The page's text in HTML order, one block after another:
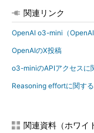
関連リンク
OpenAI o3-mini（OpenAI
OpenAIのX投稿
o3-miniのAPIアクセスに
Reasoning effortに関す
関連資料（ホワイ